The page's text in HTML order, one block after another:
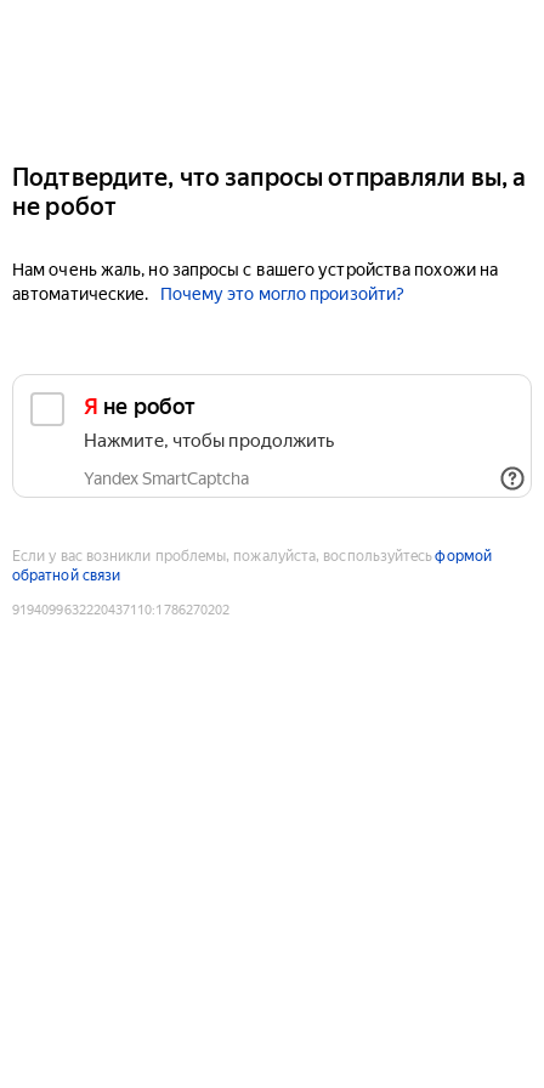
Подтвердите, что запросы отправляли вы, а
не робот
Нам очень жаль, но запросы с вашего устройства похожи на
автоматические.
Почему это могло произойти?
Я не робот
Нажмите, чтобы продолжить
Yandex SmartCaptcha
Если у вас возникли проблемы, пожалуйста, воспользуйтесьформой
обратной связи
9194099632220437110:1786270202